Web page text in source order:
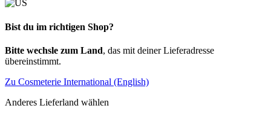
Bist du im richtigen Shop?
Bitte wechsle zum Land, das mit deiner Lieferadresse
übereinstimmt.
Zu Cosmeterie International (English)
Anderes Lieferland wählen